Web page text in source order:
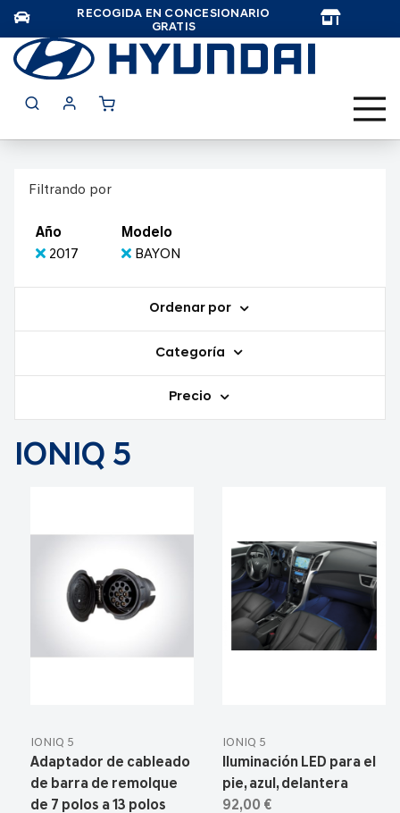
RECOGIDA EN CONCESIONARIO
GRATIS
Filtrando por
Año
2017
Modelo
BAYON
Ordenar por
Categoría
Precio
IONIQ 5
IONIQ 5
Adaptador de cableado
de barra de remolque
de 7 polos a 13 polos
IONIQ 5
Iluminación LED para el
pie, azul, delantera
92,00 €